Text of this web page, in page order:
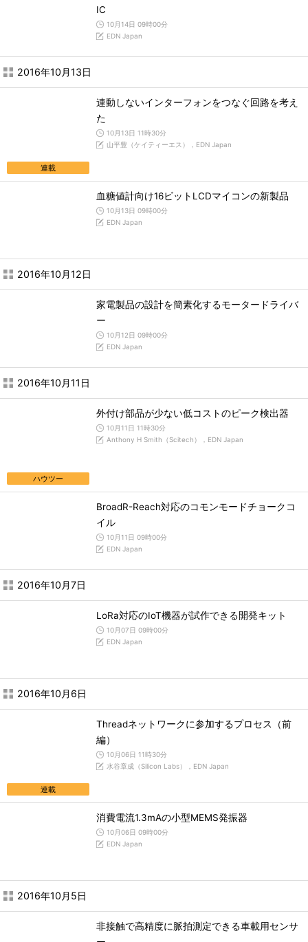
IC
10月14日 09時00分
EDN Japan
2016年10月13日
連載
連動しないインターフォンをつなぐ回路を考え
た
10月13日 11時30分
山平豊（ケイティーエス），EDN Japan
血糖値計向け16ビットLCDマイコンの新製品
10月13日 09時00分
EDN Japan
2016年10月12日
家電製品の設計を簡素化するモータードライバ
ー
10月12日 09時00分
EDN Japan
2016年10月11日
ハウツー
外付け部品が少ない低コストのピーク検出器
10月11日 11時30分
Anthony H Smith（Scitech），EDN Japan
BroadR-Reach対応のコモンモードチョークコ
イル
10月11日 09時00分
EDN Japan
2016年10月7日
LoRa対応のIoT機器が試作できる開発キット
10月07日 09時00分
EDN Japan
2016年10月6日
連載
Threadネットワークに参加するプロセス（前
編）
10月06日 11時30分
水谷章成（Silicon Labs），EDN Japan
消費電流1.3mAの小型MEMS発振器
10月06日 09時00分
EDN Japan
2016年10月5日
非接触で高精度に脈拍測定できる車載用センサ